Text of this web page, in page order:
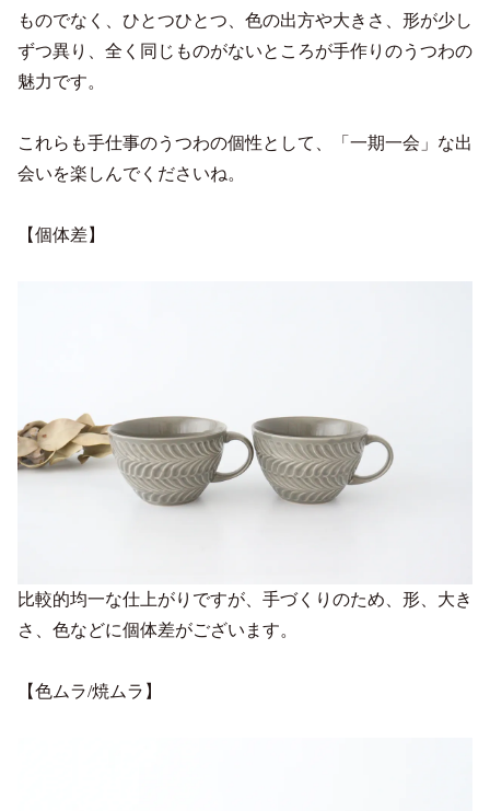
ものでなく、ひとつひとつ、色の出方や大きさ、形が少し
ずつ異り、全く同じものがないところが手作りのうつわの
魅力です。
これらも手仕事のうつわの個性として、「一期一会」な出
会いを楽しんでくださいね。
【個体差】
比較的均一な仕上がりですが、手づくりのため、形、大き
さ、色などに個体差がございます。
【色ムラ/焼ムラ】